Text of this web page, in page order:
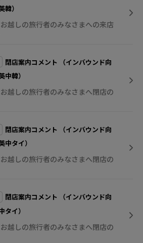
韓）
越しの旅行者のみなさまへの来店
閉店案内コメント （インバウンド向
中韓）
越しの旅行者のみなさまへ閉店の
閉店案内コメント （インバウンド向
中タイ）
越しの旅行者のみなさまへ閉店の
閉店案内コメント （インバウンド向
タイ）
越しの旅行者のみなさまへ閉店の